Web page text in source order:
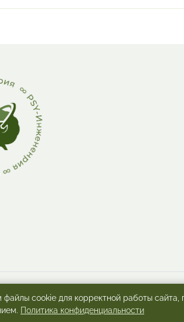
по новым протоколам.
cookie для корректной работы сайта,
Политика конфиденциальности